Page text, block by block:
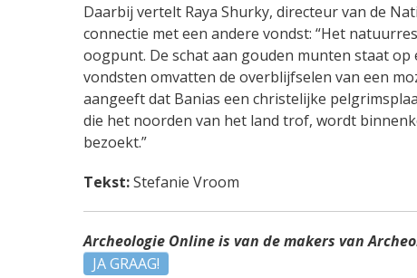
Daarbij vertelt Raya Shurky, directeur van de
connectie met een andere vondst: “Het
oogpunt. De schat aan gouden munten staat
vondsten omvatten de overblijfselen van een
aangeeft dat Banias een christelijke
die het noorden van het land trof, wordt
bezoekt.”
Tekst:Stefanie Vroom
Archeologie Online is van de makers van
JA GRAAG!